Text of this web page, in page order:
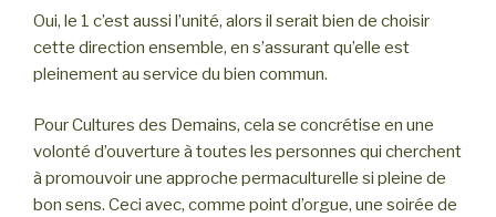
Oui, le 1 c’est aussi l’unité, alors il serait bien de choisir
cette direction ensemble, en s’assurant qu’elle est
pleinement au service du bien commun.
Pour Cultures des Demains, cela se concrétise en une
volonté d’ouverture à toutes les personnes qui cherchent
à promouvoir une approche permaculturelle si pleine de
bon sens. Ceci avec, comme point d’orgue, une soirée de